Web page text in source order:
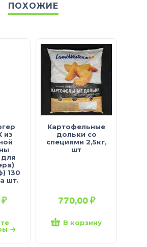
ПОХОЖИЕ
из
для
130
шт.
₽
Картофельные
дольки со
специями 2,5кг,
шт
770,00₽
В корзину